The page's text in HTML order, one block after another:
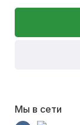
Мы в сети